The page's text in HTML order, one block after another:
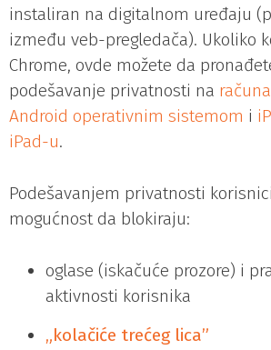
instaliran na digitalnom uređaju
između veb-pregledača). Ukoliko
Chrome, ovde možete da
podešavanje privatnosti na
Android operativnim sistemom i
iPad-u.
Podešavanjem privatnosti
mogućnost da blokiraju:
oglase (iskačuće prozore) i
aktivnosti korisnika
„kolačiće trećeg lica”